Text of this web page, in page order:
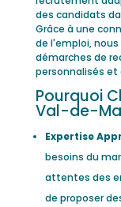
des candidats
Grâce à une
de l'emploi,
démarches de
personnalisés et
Pourquoi
Val-de-
Expertise
besoins du
attentes des
de proposer